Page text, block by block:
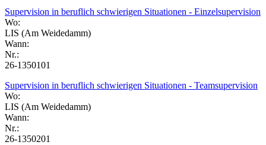
Supervision in beruflich schwierigen Situationen - Einzelsupervision
Wo:
LIS (Am Weidedamm)
Wann:
Nr.:
26-1350101
Supervision in beruflich schwierigen Situationen - Teamsupervision
Wo:
LIS (Am Weidedamm)
Wann:
Nr.:
26-1350201